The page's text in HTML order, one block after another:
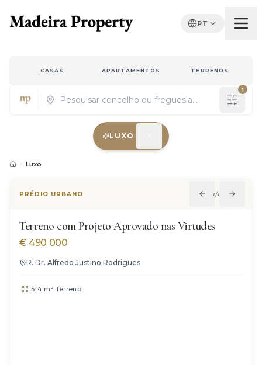
PT
CASAS APARTAMENTOS TERRENOS
1
LUXO
Properties for sale in Madeira
Luxo
PRÉDIO URBANO 1/11
Terreno com Projeto Aprovado nas Virtudes
€ 490 000
R. Dr. Alfredo Justino Rodrigues
514 m² Terreno